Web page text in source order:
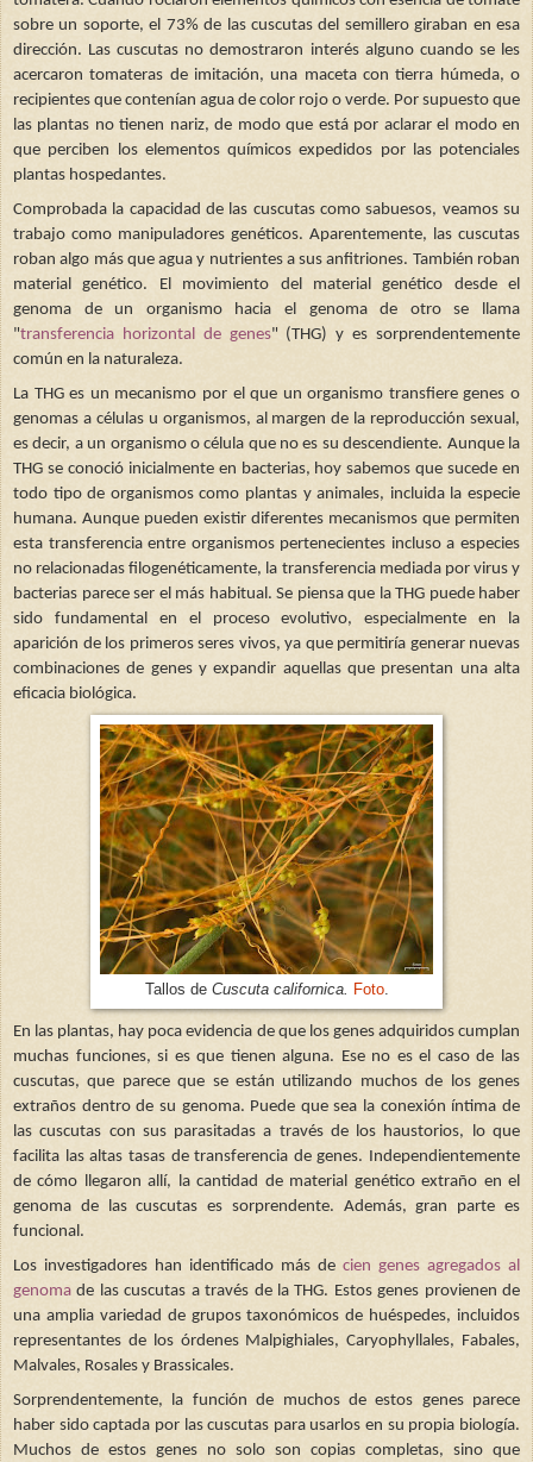
sobre un soporte, el 73% de las cuscutas del semillero giraban en esa
dirección. Las cuscutas no demostraron interés alguno cuando se les
acercaron tomateras de imitación, una maceta con tierra húmeda, o
recipientes que contenían agua de color rojo o verde. Por supuesto que
las plantas no tienen nariz, de modo que está por aclarar el modo en
que perciben los elementos químicos expedidos por las potenciales
plantas hospedantes.
Comprobada la capacidad de las cuscutas como sabuesos, veamos su
trabajo como manipuladores genéticos. Aparentemente, las cuscutas
roban algo más que agua y nutrientes a sus anfitriones. También roban
material genético. El movimiento del material genético desde el
genoma de un organismo hacia el genoma de otro se llama
"transferencia horizontal de genes" (THG) y es sorprendentemente
común en la naturaleza.
La THG es un mecanismo por el que un organismo transfiere genes o
genomas a células u organismos, al margen de la reproducción sexual,
es decir, a un organismo o célula que no es su descendiente. Aunque la
THG se conoció inicialmente en bacterias, hoy sabemos que sucede en
todo tipo de organismos como plantas y animales, incluida la especie
humana. Aunque pueden existir diferentes mecanismos que permiten
esta transferencia entre organismos pertenecientes incluso a especies
no relacionadas filogenéticamente, la transferencia mediada por virus y
bacterias parece ser el más habitual. Se piensa que la THG puede haber
sido fundamental en el proceso evolutivo, especialmente en la
aparición de los primeros seres vivos, ya que permitiría generar nuevas
combinaciones de genes y expandir aquellas que presentan una alta
eficacia biológica.
Tallos de Cuscuta californica. Foto.
En las plantas, hay poca evidencia de que los genes adquiridos cumplan
muchas funciones, si es que tienen alguna. Ese no es el caso de las
cuscutas, que parece que se están utilizando muchos de los genes
extraños dentro de su genoma. Puede que sea la conexión íntima de
las cuscutas con sus parasitadas a través de los haustorios, lo que
facilita las altas tasas de transferencia de genes. Independientemente
de cómo llegaron allí, la cantidad de material genético extraño en el
genoma de las cuscutas es sorprendente. Además, gran parte es
funcional.
Los investigadores han identificado más de cien genes agregados al
genoma de las cuscutas a través de la THG. Estos genes provienen de
una amplia variedad de grupos taxonómicos de huéspedes, incluidos
representantes de los órdenes Malpighiales, Caryophyllales, Fabales,
Malvales, Rosales y Brassicales.
Sorprendentemente, la función de muchos de estos genes parece
haber sido captada por las cuscutas para usarlos en su propia biología.
Muchos de estos genes no solo son copias completas, sino que